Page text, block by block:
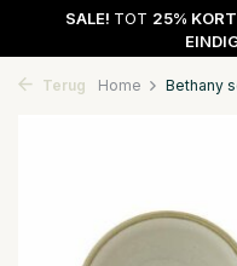
SALE! TOT 25%
Terug Home Bethany